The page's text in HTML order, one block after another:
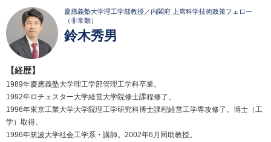
慶應義塾大学理工学部教授／内閣府 上席科学技術政策フェロー
（非常勤）
鈴木秀男
【経歴】
1989年慶應義塾大学理工学部管理工学科卒業。
1992年ロチェスター大学経営大学院修士課程修了。
1996年東京工業大学大学院理工学研究科博士課程経営工学専攻修了。博士（工
学）取得。
1996年筑波大学社会工学系・講師。2002年6月同助教授。